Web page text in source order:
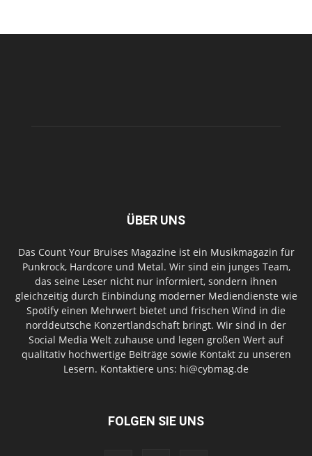
ÜBER UNS
Das Count Your Bruises Magazine ist ein Musikmagazin für
Punkrock, Hardcore und Metal. Wir sind ein junges Team,
das seine Leser nicht nur informiert, sondern ihnen
gleichzeitig durch Einbindung moderner Mediendienste wie
Spotify einen Mehrwert bietet und frischen Wind in die
norddeutsche Konzertlandschaft bringt. Wir sind in der
Social Media Welt zuhause und legen großen Wert auf
qualitativ hochwertige Beiträge sowie Kontakt zu unseren
Lesern. Kontaktiere uns: hi@cybmag.de
FOLGEN SIE UNS